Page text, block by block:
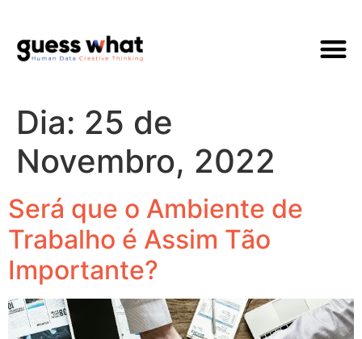
Dia: 25 de
Novembro, 2022
Será que o Ambiente de
Trabalho é Assim Tão
Importante?